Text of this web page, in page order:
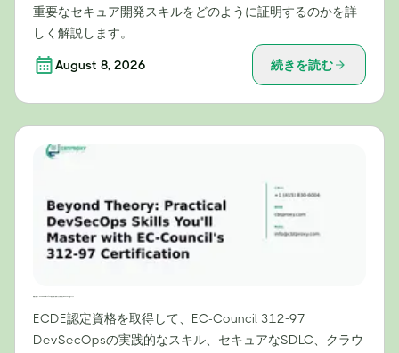
重要なセキュア開発スキルをどのように証明するのかを詳
しく解説します。
August 8, 2026 続きを読む
ECDE認定資格を取得して、EC-Council 312-97
DevSecOpsの実践的なスキル、セキュアなSDLC、クラウ